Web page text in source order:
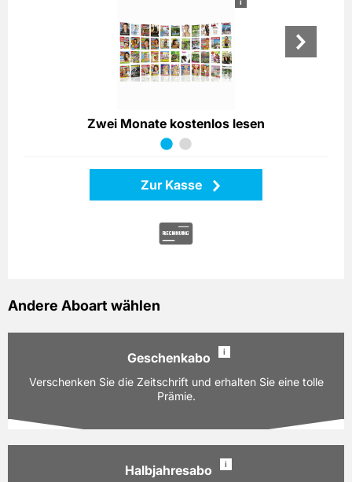
Zwei Monate kostenlos lesen
Zur Kasse
Andere Aboart wählen
Geschenkabo i
Verschenken Sie die Zeitschrift und erhalten Sie eine tolle
Prämie.
Halbjahresabo i